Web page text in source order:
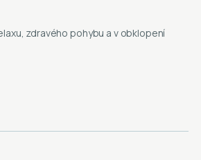
zdravého pohybu a v obklopení